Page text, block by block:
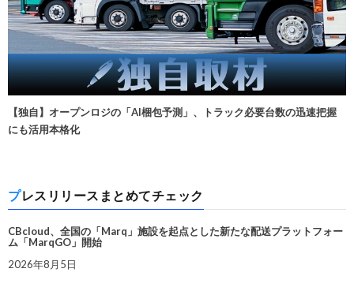
【独自】オープンロジの「AI梱包予測」、トラック必要台数の迅速把握
にも活用本格化
プレスリリースまとめてチェック
CBcloud、全国の「Marq」施設を起点とした新たな配送プラットフォー
ム「MarqGO」開始
2026年8月5日